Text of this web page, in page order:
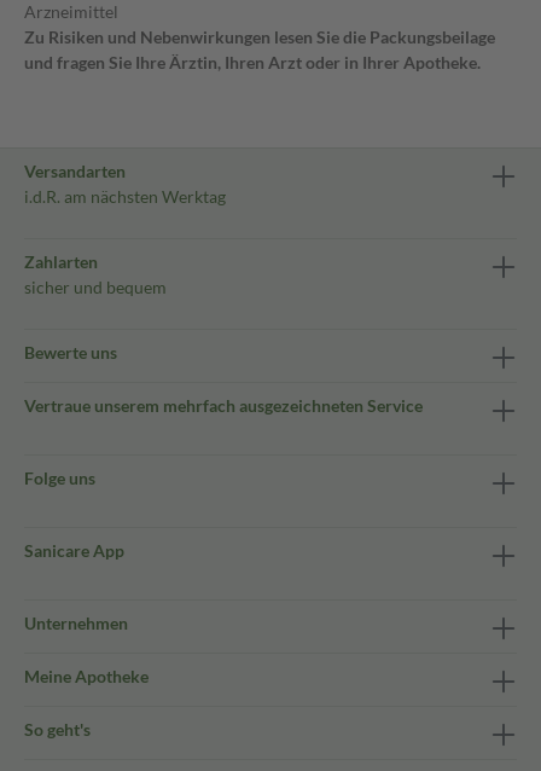
Arzneimittel
Zu Risiken und Nebenwirkungen lesen Sie die Packungsbeilage
und fragen Sie Ihre Ärztin, Ihren Arzt oder in Ihrer Apotheke.
Versandarten
i.d.R. am nächsten Werktag
Zahlarten
sicher und bequem
Bewerte uns
Vertraue unserem mehrfach ausgezeichneten Service
Folge uns
Sanicare App
Unternehmen
Meine Apotheke
So geht's